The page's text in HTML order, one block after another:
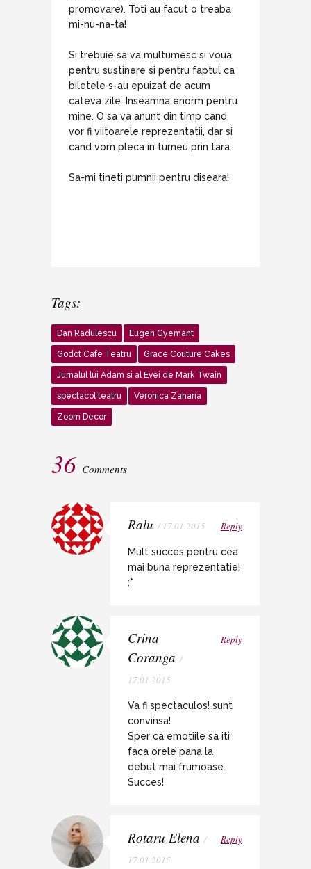
promovare). Toti au facut o treaba
mi-nu-na-ta!
Si trebuie sa va multumesc si voua
pentru sustinere si pentru faptul ca
biletele s-au epuizat de acum
cateva zile. Inseamna enorm pentru
mine. O sa va anunt din timp cand
vor fi viitoarele reprezentatii, dar si
cand vom pleca in turneu prin tara.
Sa-mi tineti pumnii pentru diseara!
Tags:
Dan Radulescu Eugen Gyemant
Godot Cafe Teatru Grace Couture Cakes
Jurnalul lui Adam si al Evei de Mark Twain
spectacol teatru Veronica Zaharia
Zoom Decor
36 Comments
Ralu / 17.01.2015 Reply
Mult succes pentru cea
mai buna reprezentatie!
:*
Crina
Coranga /
17.01.2015
Reply
Va fi spectaculos! sunt
convinsa!
Sper ca emotiile sa iti
faca orele pana la
debut mai frumoase.
Succes!
Rotaru Elena /
17.01.2015
Reply